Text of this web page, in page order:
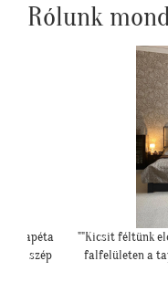
Rólunk
ekkora
nagyon
"Felkerültek a